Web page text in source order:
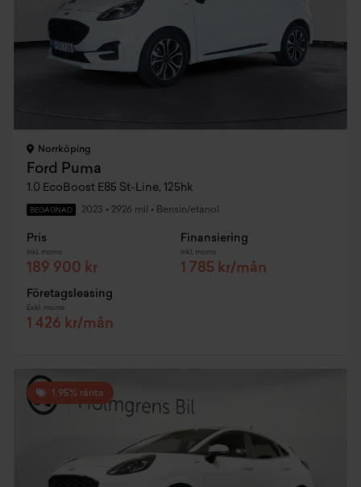
Norrköping
Ford Puma
1.0 EcoBoost E85 St-Line, 125hk
BEGAGNAD 2023 • 2926 mil • Bensin/etanol
Pris
Inkl. moms
189 900 kr
Finansiering
Inkl. moms
1 785 kr/mån
Företagsleasing
Exkl. moms
1 426 kr/mån
1,95% ränta